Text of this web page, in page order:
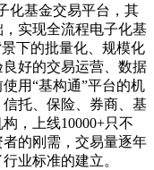
化基金交易平台，其
实现全流程电子化基
下的批量化、规模化
好的交易运营、数据
用“基构通”平台的机
托、保险、券商、基
，上线10000+只不
的刚需，交易量逐年
业标准的建立。